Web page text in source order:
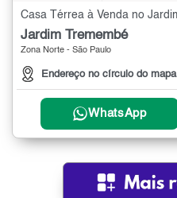
Jardim Tremembé
Zona Norte - São Paulo
Endereço no círculo do mapa
WhatsApp